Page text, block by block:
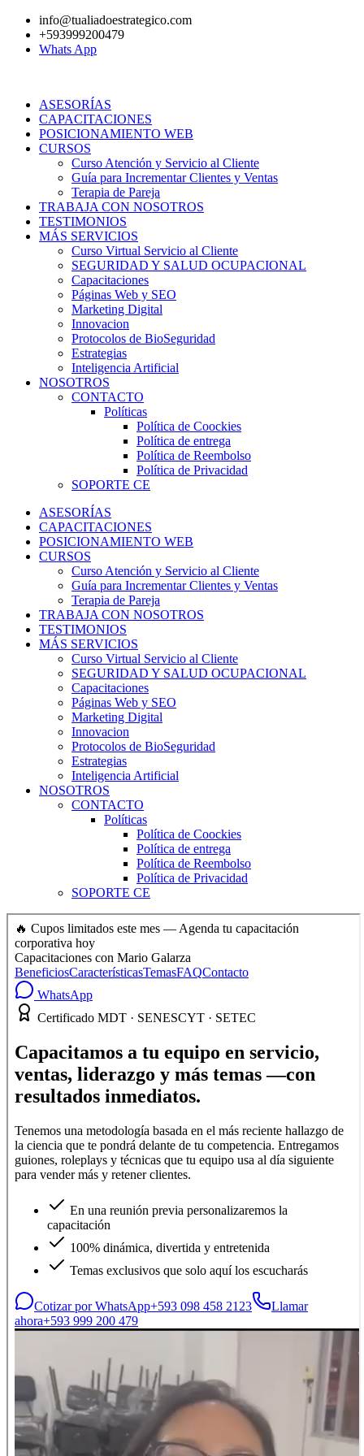
contenido
info@tualiadoestrategico.com
+593999200479
Whats App
ASESORÍAS
CAPACITACIONES
POSICIONAMIENTO WEB
CURSOS
Curso Atención y Servicio al Cliente
Guía para Incrementar Clientes y Ventas
Terapia de Pareja
TRABAJA CON NOSOTROS
TESTIMONIOS
MÁS SERVICIOS
Curso Virtual Servicio al Cliente
SEGURIDAD Y SALUD OCUPACIONAL
Capacitaciones
Páginas Web y SEO
Marketing Digital
Innovacion
Protocolos de BioSeguridad
Estrategias
Inteligencia Artificial
NOSOTROS
CONTACTO
Políticas
Política de Coockies
Política de entrega
Política de Reembolso
Política de Privacidad
SOPORTE CE
ASESORÍAS
CAPACITACIONES
POSICIONAMIENTO WEB
CURSOS
Curso Atención y Servicio al Cliente
Guía para Incrementar Clientes y Ventas
Terapia de Pareja
TRABAJA CON NOSOTROS
TESTIMONIOS
MÁS SERVICIOS
Curso Virtual Servicio al Cliente
SEGURIDAD Y SALUD OCUPACIONAL
Capacitaciones
Páginas Web y SEO
Marketing Digital
Innovacion
Protocolos de BioSeguridad
Estrategias
Inteligencia Artificial
NOSOTROS
CONTACTO
Políticas
Política de Coockies
Política de entrega
Política de Reembolso
Política de Privacidad
SOPORTE CE